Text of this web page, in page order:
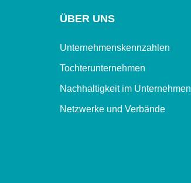
ÜBER UNS
Unternehmenskennzahlen
Tochterunternehmen
Nachhaltigkeit im Unternehmen
Netzwerke und Verbände